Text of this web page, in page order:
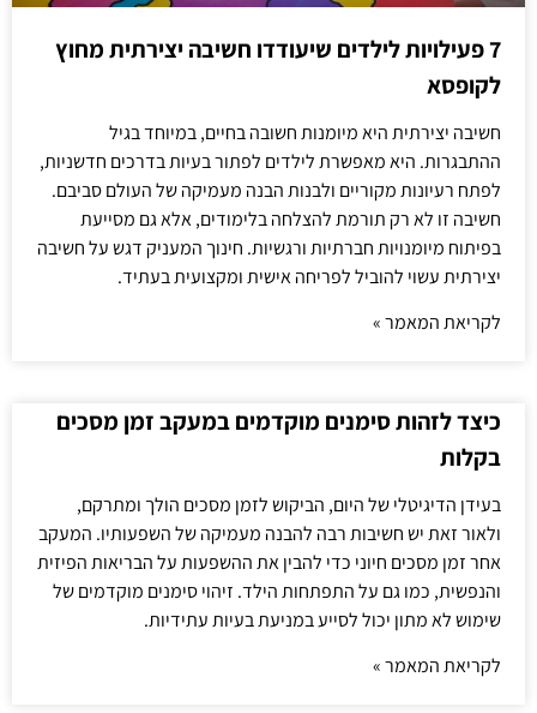
7 פעילויות לילדים שיעודדו חשיבה יצירתית מחוץ
לקופסא
חשיבה יצירתית היא מיומנות חשובה בחיים, במיוחד בגיל
ההתבגרות. היא מאפשרת לילדים לפתור בעיות בדרכים חדשניות,
לפתח רעיונות מקוריים ולבנות הבנה מעמיקה של העולם סביבם.
חשיבה זו לא רק תורמת להצלחה בלימודים, אלא גם מסייעת
בפיתוח מיומנויות חברתיות ורגשיות. חינוך המעניק דגש על חשיבה
יצירתית עשוי להוביל לפריחה אישית ומקצועית בעתיד.
לקריאת המאמר »
כיצד לזהות סימנים מוקדמים במעקב זמן מסכים
בקלות
בעידן הדיגיטלי של היום, הביקוש לזמן מסכים הולך ומתרקם,
ולאור זאת יש חשיבות רבה להבנה מעמיקה של השפעותיו. המעקב
אחר זמן מסכים חיוני כדי להבין את ההשפעות על הבריאות הפיזית
והנפשית, כמו גם על התפתחות הילד. זיהוי סימנים מוקדמים של
שימוש לא מתון יכול לסייע במניעת בעיות עתידיות.
לקריאת המאמר »